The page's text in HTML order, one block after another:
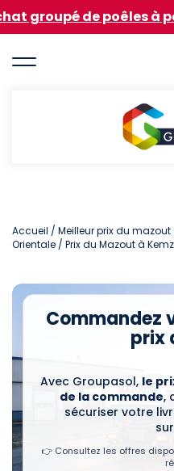
Aller
au
principal
de poêles à pellets|ℹ️
Groupasol
Accueil / Meilleur prix du
Orientale / Prix du Mazout à
Commandez
prix
Avec Groupasol, le
de la commande,
sécuriser votre
👉 Consultez les offres